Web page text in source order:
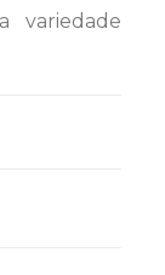
variedade